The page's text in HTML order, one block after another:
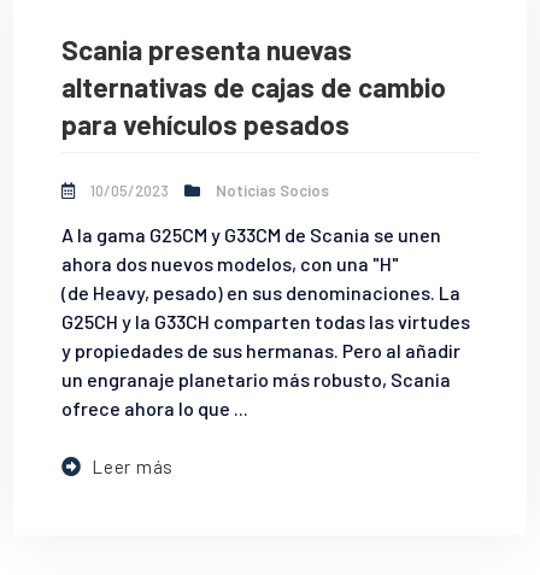
Scania presenta nuevas
alternativas de cajas de cambio
para vehículos pesados
10/05/2023 Noticias Socios
A la gama G25CM y G33CM de Scania se unen
ahora dos nuevos modelos, con una "H"
(de Heavy, pesado) en sus denominaciones. La
G25CH y la G33CH comparten todas las virtudes
y propiedades de sus hermanas. Pero al añadir
un engranaje planetario más robusto, Scania
ofrece ahora lo que ...
Leer más